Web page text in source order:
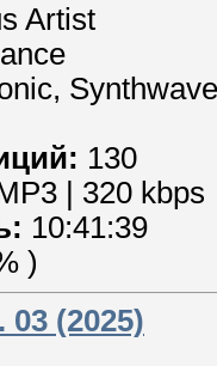
Artist
Synthwave
130
| 320 kbps
10:41:39
)
(2025)